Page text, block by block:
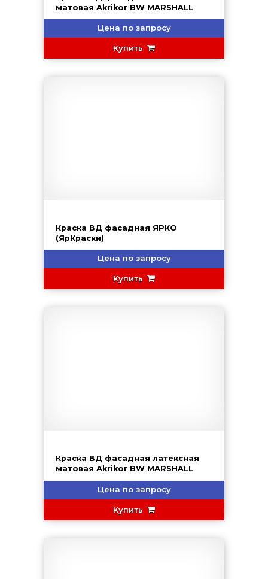
матовая Akrikor BW MARSHALL
Цена по запросу
Купить
Краска ВД фасадная ЯРКО
(ЯрКраски)
Цена по запросу
Купить
Краска ВД фасадная латексная
матовая Akrikor BW MARSHALL
Цена по запросу
Купить